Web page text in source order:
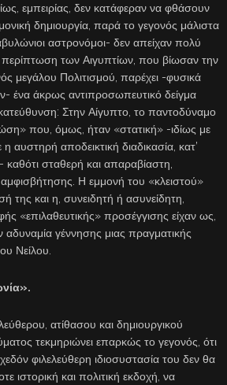
εμπειρίας, δεν κατάφεραν να φθάσουν
δημιουργία, παρά το γεγονός μάλιστα
αστρονόμοι- δεν απείχαν πολύ
των Αιγυπτίων, που βίωσαν την
μεγάλου Πολιτισμού, παρέχει -φυσικά
ένα άκρως αντιπροσωπευτικό δείγμα
Στην Αίγυπτο, το παντοδύναμο
που, όμως, ήταν «στατική» -ιδίως με
η αυστηρή αποδεικτική διαδικασία, κατ’
σταθερή και απαραβίαστη,
Η εμμονή του «κλειστού»
της και η, συνειδητή ή ασυνείδητη,
«επιλαθευτικής» προσέγγισης είχαν ως,
αδυναμία γέννησης μιας πραγματικής
Νείλου.
ατίθασου και δημιουργικού
τεκμηριώνει επαρκώς το γεγονός, ότι
φιλελεύθερη ιδιοσυστασία του δεν θα
ιστορική και πολιτική εκδοχή, να